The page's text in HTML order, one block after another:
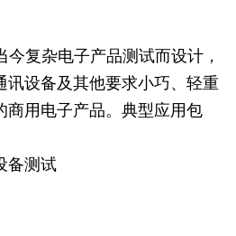
今复杂电子产品测试而设计，
讯设备及其他要求小巧、轻重
商用电子产品。典型应用包
备测试